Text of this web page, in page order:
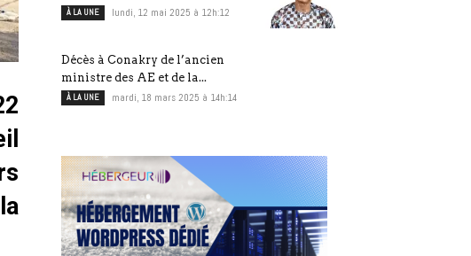
À LA UNE lundi, 12 mai 2025 à 12h:12
Décès à Conakry de l’ancien
ministre des AE et de la...
À LA UNE mardi, 18 mars 2025 à 14h:14